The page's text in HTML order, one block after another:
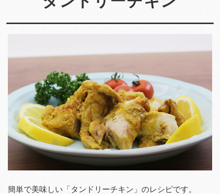
簡単で美味しい「タンドリーチキン」のレシピです。